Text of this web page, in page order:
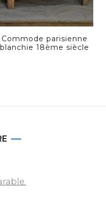
Commode parisienne
blanchie 18ème siècle